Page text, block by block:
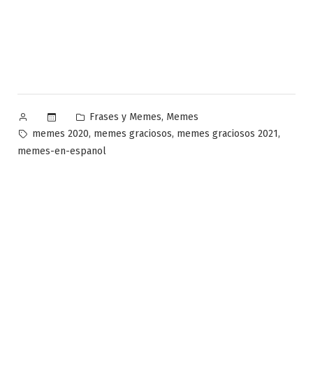
Publicado
por
Publicado
en
Frases y Memes, Memes
Etiquetas:
memes 2020, memes graciosos, memes graciosos 2021,
memes-en-espanol